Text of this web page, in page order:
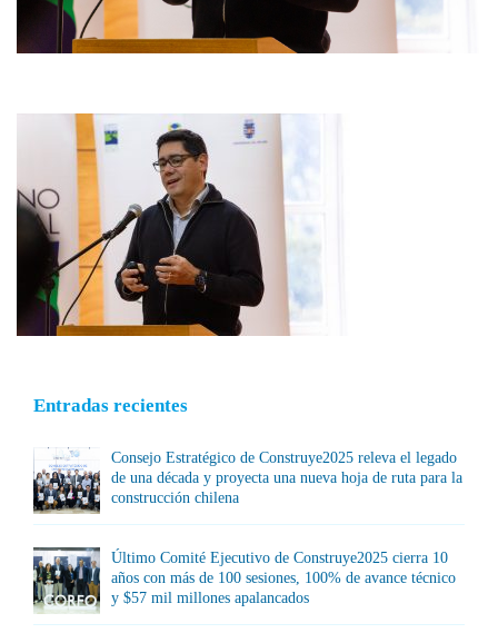
Entradas recientes
Consejo Estratégico de Construye2025 releva el legado
de una década y proyecta una nueva hoja de ruta para la
construcción chilena
Último Comité Ejecutivo de Construye2025 cierra 10
años con más de 100 sesiones, 100% de avance técnico
y $57 mil millones apalancados